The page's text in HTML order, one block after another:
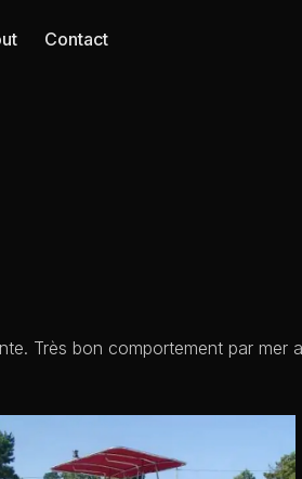
Contact
Très bon comportement par mer